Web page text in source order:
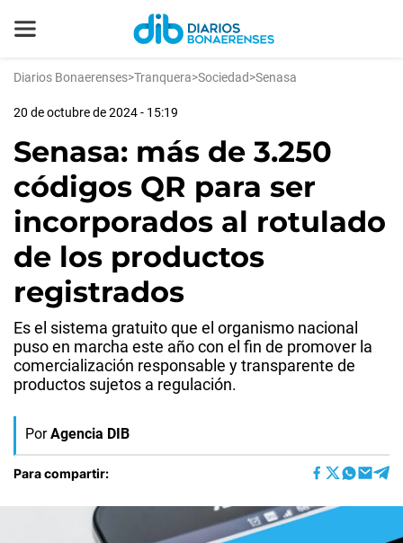
Diarios Bonaerenses>Tranquera>Sociedad>Senasa
20 de octubre de 2024 - 15:19
Senasa: más de 3.250
códigos QR para ser
incorporados al rotulado
de los productos
registrados
Es el sistema gratuito que el organismo nacional
puso en marcha este año con el fin de promover la
comercialización responsable y transparente de
productos sujetos a regulación.
Por Agencia DIB
Para compartir: